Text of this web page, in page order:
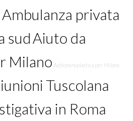
Ambulanza privata
sudAiuto da
Milano Addominoplastica per Milano
Tuscolana
in Roma